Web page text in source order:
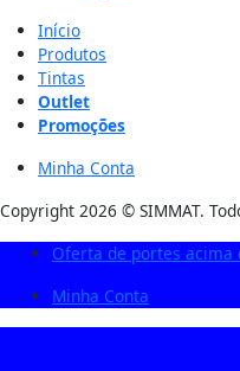
Início
Produtos
Tintas
Outlet
Promoções
Minha Conta
Copyright 2026 © SIMMAT.
Oferta de portes acima
Minha Conta